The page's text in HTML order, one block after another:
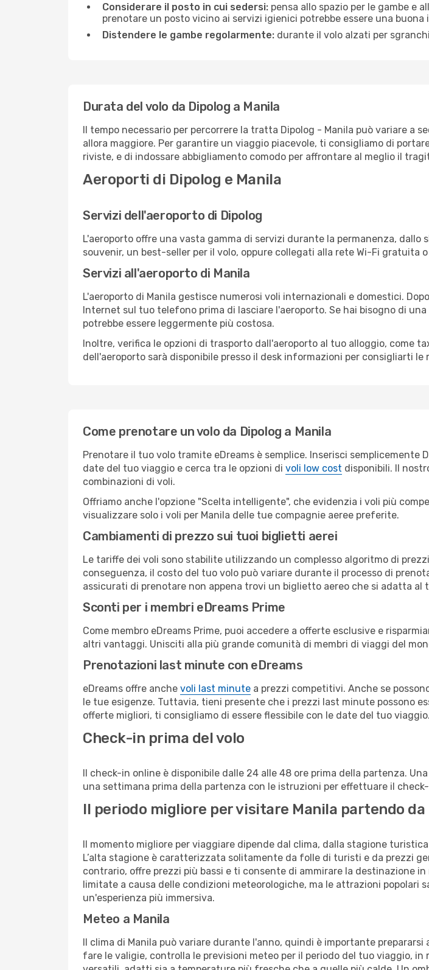
Considerare il posto in cui sedersi: pensa allo spazio per le gambe e
prenotare un posto vicino ai servizi igienici potrebbe essere una buona
Distendere le gambe regolarmente: durante il volo alzati per
Durata del volo da Dipolog a Manila
Il tempo necessario per percorrere la tratta Dipolog - Manila può variare a
allora maggiore. Per garantire un viaggio piacevole, ti consigliamo di
riviste, e di indossare abbigliamento comodo per affrontare al meglio il
Aeroporti di Dipolog e Manila
Servizi dell'aeroporto di Dipolog
L'aeroporto offre una vasta gamma di servizi durante la permanenza,
souvenir, un best-seller per il volo, oppure collegati alla rete Wi-Fi gratuita
Servizi all'aeroporto di Manila
L'aeroporto di Manila gestisce numerosi voli internazionali e domestici.
Internet sul tuo telefono prima di lasciare l'aeroporto. Se hai bisogno di
potrebbe essere leggermente più costosa.
Inoltre, verifica le opzioni di trasporto dall'aeroporto al tuo alloggio, come
dell'aeroporto sarà disponibile presso il desk informazioni per consigliarti
Come prenotare un volo da Dipolog a Manila
Prenotare il tuo volo tramite eDreams è semplice. Inserisci
date del tuo viaggio e cerca tra le opzioni di voli low cost disponibili. Il
combinazioni di voli.
Offriamo anche l'opzione "Scelta intelligente", che evidenzia i voli più
visualizzare solo i voli per Manila delle tue compagnie aeree preferite.
Cambiamenti di prezzo sui tuoi biglietti aerei
Le tariffe dei voli sono stabilite utilizzando un complesso algoritmo di
conseguenza, il costo del tuo volo può variare durante il processo di
assicurati di prenotare non appena trovi un biglietto aereo che si adatta al
Sconti per i membri eDreams Prime
Come membro eDreams Prime, puoi accedere a offerte esclusive e
altri vantaggi. Unisciti alla più grande comunità di membri di viaggi del
Prenotazioni last minute con eDreams
eDreams offre anche voli last minute a prezzi competitivi. Anche se
le tue esigenze. Tuttavia, tieni presente che i prezzi last minute possono
offerte migliori, ti consigliamo di essere flessibile con le date del tuo viaggio.
Check-in prima del volo
Il check-in online è disponibile dalle 24 alle 48 ore prima della partenza.
una settimana prima della partenza con le istruzioni per effettuare il
Il periodo migliore per visitare Manila partendo da
Il momento migliore per viaggiare dipende dal clima, dalla stagione
L’alta stagione è caratterizzata solitamente da folle di turisti e da prezzi
contrario, offre prezzi più bassi e ti consente di ammirare la destinazione
limitate a causa delle condizioni meteorologiche, ma le attrazioni popolari
un'esperienza più immersiva.
Meteo a Manila
Il clima di Manila può variare durante l'anno, quindi è importante
fare le valigie, controlla le previsioni meteo per il periodo del tuo viaggio,